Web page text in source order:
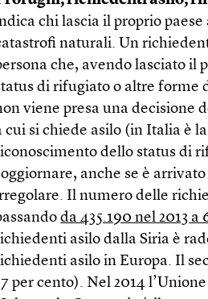
chi lascia il proprio
naturali. Un
che, avendo lasciato il
di rifugiato o altre forme
viene presa una decisione
cui si chiede asilo (in Italia è
dello status di
anche se è
Il numero delle
da 435.190 nel 2013 a
asilo dalla Siria è
asilo in Europa. Il
per cento). Nel 2014